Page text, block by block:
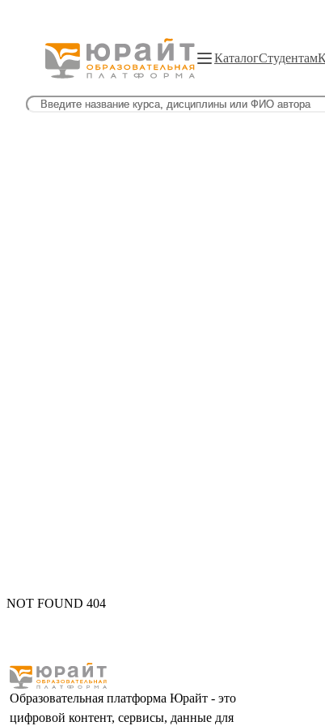
КаталогСтудентам
NOT FOUND 404
Образовательная платформа Юрайт - это
цифровой контент, сервисы, данные для